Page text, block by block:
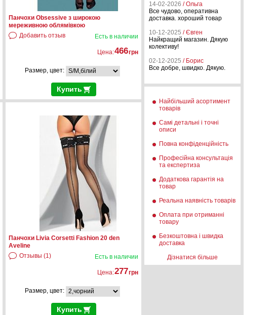
Панчохи Obsessive з широкою
мереживною облямівкою
Добавить отзыв
Есть в наличии
Цена:466грн
Размер, цвет:
Купить
Панчохи Livia Corsetti Fashion 20 den
Aveline
Отзывы (1)
Есть в наличии
Цена:277грн
Размер, цвет:
Купить
14-02-2026 / Ольга
Все чудово, оперативна
доставка. хороший товар
10-12-2025 / Євген
Найкращий магазин. Дякую
колективу!
02-12-2025 / Борис
Все добре, швидко. Дякую.
Найбільший асортимент
товарів
Самі детальні і точні
описи
Повна конфіденційність
Професійна консультація
та експертиза
Додаткова гарантія на
товар
Реальна наявність товарів
Оплата при отриманні
товару
Безкоштовна і швидка
доставка
Дізнатися більше